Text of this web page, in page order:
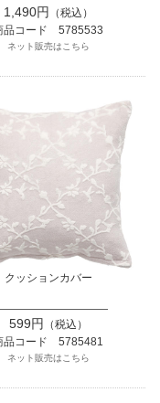
1,490円
（税込）
品コード 5785533
ネット販売はこちら
クッションカバー
599円
（税込）
品コード 5785481
ネット販売はこちら